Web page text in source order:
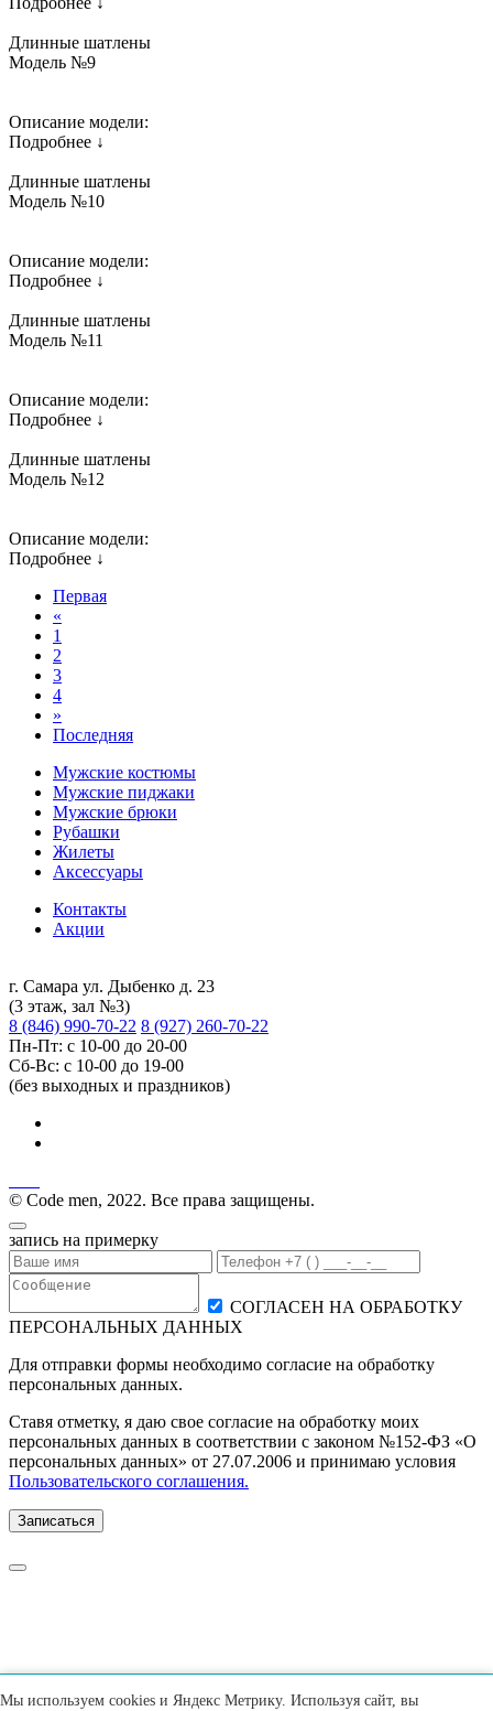
Длинные шатлены
Модель №9
Описание модели:
Подробнее ↓
Длинные шатлены
Модель №10
Описание модели:
Подробнее ↓
Длинные шатлены
Модель №11
Описание модели:
Подробнее ↓
Длинные шатлены
Модель №12
Описание модели:
Подробнее ↓
Первая
«
1
2
3
4
»
Последняя
Мужские костюмы
Мужские пиджаки
Мужские брюки
Рубашки
Жилеты
Аксессуары
Контакты
Акции
г. Самара ул. Дыбенко д. 23
(3 этаж, зал №3)
8 (846) 990-70-22 8 (927) 260-70-22
Пн-Пт: с 10-00 до 20-00
Сб-Вс: с 10-00 до 19-00
(без выходных и праздников)
© Code men, 2022. Все права защищены.
запись на примерку
СОГЛАСЕН НА ОБРАБОТКУ
ПЕРСОНАЛЬНЫХ ДАННЫХ
Для отправки формы необходимо согласие на обработку
персональных данных.
Ставя отметку, я даю свое согласие на обработку моих
персональных данных в соответствии с законом №152-ФЗ «О
персональных данных» от 27.07.2006 и принимаю условия
Пользовательского соглашения.
Записаться
Мы используем cookies и Яндекс Метрику. Используя сайт, вы